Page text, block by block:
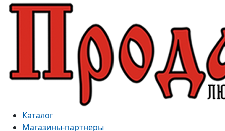
Каталог
Магазины-партнеры